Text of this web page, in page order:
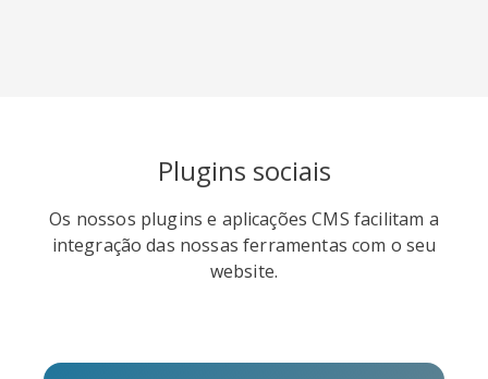
Overflow
Trello Twitch Vk
Plugins sociais
Os nossos plugins e aplicações CMS facilitam a
integração das nossas ferramentas com o seu
website.